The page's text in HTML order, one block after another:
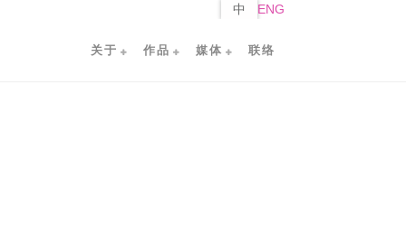
中 ENG
关于 作品 媒体 联络